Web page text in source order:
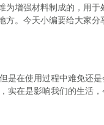
增强材料制成的，用
。今天小编要给大家
是在使用过程中难免还
实在是影响我们的生活